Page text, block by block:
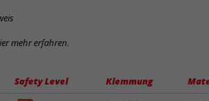
mehr erfahren.
Safety Level Klemmung